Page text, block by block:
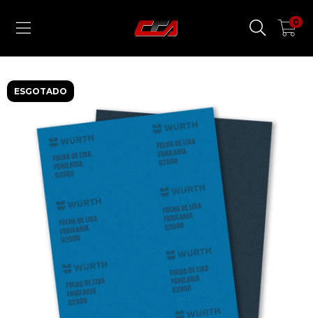
0
ESGOTADO